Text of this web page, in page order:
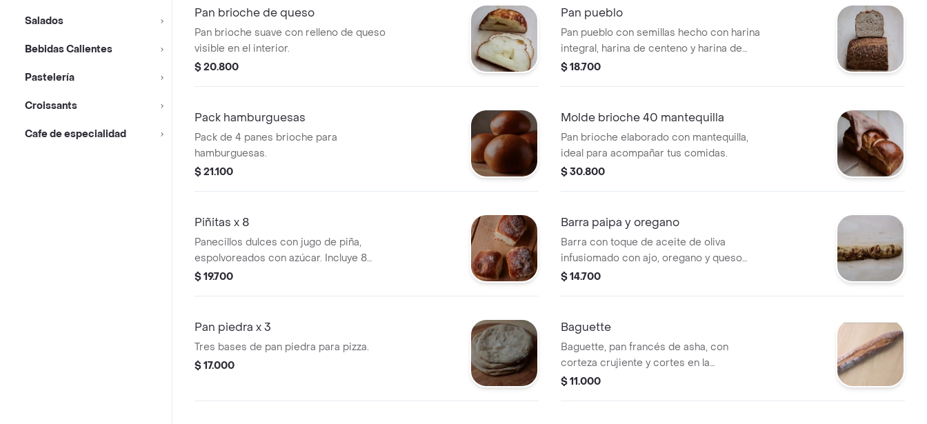
Salados
Bebidas Calientes
Pastelería
Croissants
Cafe de especialidad
Pan brioche de queso
Pan brioche suave con relleno de queso
visible en el interior.
$ 20.800
Pan pueblo
Pan pueblo con semillas hecho con harina
integral, harina de centeno y harina de
trigo. sin azúcar ni grasas añadidas.
$ 18.700
Pack hamburguesas
Pack de 4 panes brioche para
hamburguesas.
$ 21.100
Molde brioche 40 mantequilla
Pan brioche elaborado con mantequilla,
ideal para acompañar tus comidas.
$ 30.800
Piñitas x 8
Panecillos dulces con jugo de piña,
espolvoreados con azúcar. Incluye 8
unidades.
$ 19.700
Barra paipa y oregano
Barra con toque de aceite de oliva
infusiomado con ajo, oregano y queso
paipa.
$ 14.700
Pan piedra x 3
Tres bases de pan piedra para pizza.
$ 17.000
Baguette
Baguette, pan francés de asha, con
corteza crujiente y cortes en la
superficie.
$ 11.000